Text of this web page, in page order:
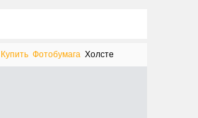
Купить Фотобумага Холсте